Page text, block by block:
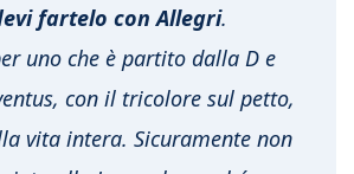
fartelo con Allegri.
uno che è partito dalla D e
con il tricolore sul petto,
vita intera. Sicuramente non